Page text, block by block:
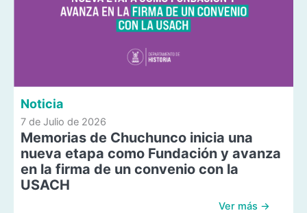
Noticia
7 de Julio de 2026
Memorias de Chuchunco inicia una
nueva etapa como Fundación y avanza
en la firma de un convenio con la
USACH
Ver más →